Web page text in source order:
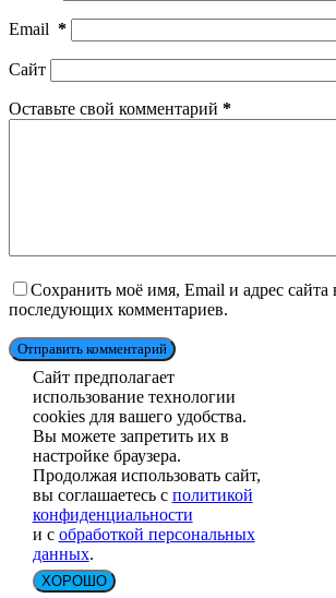
Email *
Сайт
Оставьте свой комментарий *
Сохранить моё имя, Email и адрес сайта
последующих комментариев.
Отправить комментарий
Сайт предполагает
использование технологии
cookies для вашего удобства.
Вы можете запретить их в
настройке браузера.
Продолжая использовать сайт,
вы соглашаетесь с политикой
конфиденциальности
и с обработкой персональных
данных.
ХОРОШО